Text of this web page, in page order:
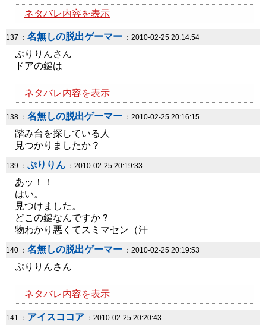
ネタバレ内容を表示
137 ： 名無しの脱出ゲーマー ：2010-02-25 20:14:54
ぷりりんさん
ドアの鍵は
ネタバレ内容を表示
138 ： 名無しの脱出ゲーマー ：2010-02-25 20:16:15
踏み台を探している人
見つかりましたか？
139 ： ぷりりん ：2010-02-25 20:19:33
あッ！！
はい。
見つけました。
どこの鍵なんですか？
物わかり悪くてスミマセン（汗
140 ： 名無しの脱出ゲーマー ：2010-02-25 20:19:53
ぷりりんさん
ネタバレ内容を表示
141 ： アイスココア ：2010-02-25 20:20:43